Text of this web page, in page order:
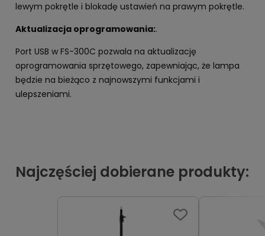
lewym pokrętle i blokadę ustawień na prawym pokrętle.
Aktualizacja oprogramowania:.
Port USB w FS-300C pozwala na aktualizację
oprogramowania sprzętowego, zapewniając, że lampa
będzie na bieżąco z najnowszymi funkcjami i
ulepszeniami.
Najczęściej dobierane produkty: